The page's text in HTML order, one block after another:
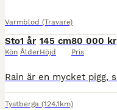
Varmblod (Travare)
Sto
Kön
1 år
Ålder
145 cm
Höjd
80 000 kr
Pris
Tystberga (124.1km)